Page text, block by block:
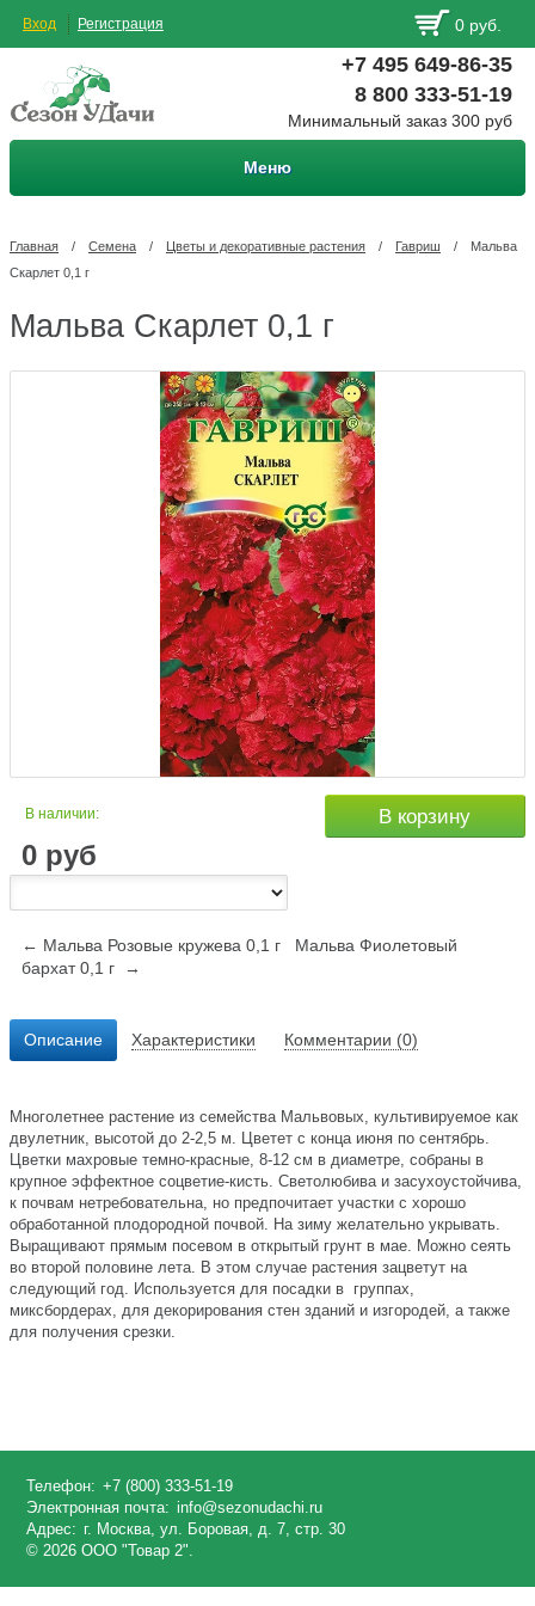
Вход Регистрация 0 руб.
+7 495 649-86-35
8 800 333-51-19
Минимальный заказ 300 руб
Меню
Главная / Семена / Цветы и декоративные растения / Гавриш /
Мальва
Скарлет 0,1 г
Мальва Скарлет 0,1 г
В наличии:
0 руб
В корзину
← Мальва Розовые кружева 0,1 г
Мальва Фиолетовый
бархат 0,1 г →
Описание Характеристики Комментарии (0)
Многолетнее растение из семейства Мальвовых, культивируемое как
двулетник, высотой до 2-2,5 м. Цветет с конца июня по сентябрь.
Цветки махровые темно-красные, 8-12 см в диаметре, собраны в
крупное эффектное соцветие-кисть. Светолюбива и засухоустойчива,
к почвам нетребовательна, но предпочитает участки с хорошо
обработанной плодородной почвой. На зиму желательно укрывать.
Выращивают прямым посевом в открытый грунт в мае. Можно сеять
во второй половине лета. В этом случае растения зацветут на
следующий год. Используется для посадки в группах,
миксбордерах, для декорирования стен зданий и изгородей, а также
для получения срезки.
Телефон: +7 (800) 333-51-19
Электронная почта: info@sezonudachi.ru
Адрес: г. Москва, ул. Боровая, д. 7, стр. 30
© 2026 ООО "Товар 2".